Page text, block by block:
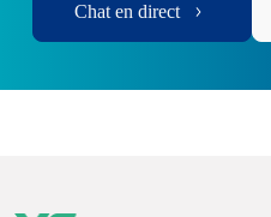
Chat en direct